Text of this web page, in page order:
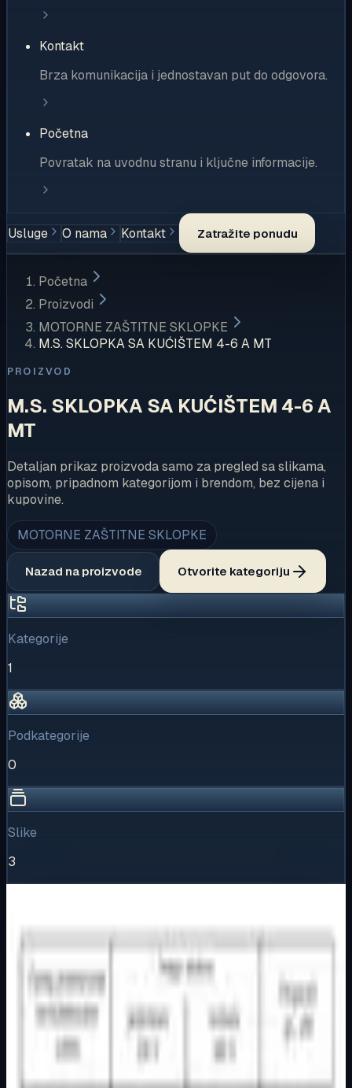
Kontakt
Brza komunikacija i jednostavan put do odgovora.
Početna
Povratak na uvodnu stranu i ključne informacije.
Usluge O nama Kontakt Zatražite ponudu
Početna
Proizvodi
MOTORNE ZAŠTITNE SKLOPKE
M.S. SKLOPKA SA KUĆIŠTEM 4-6 A MT
PROIZVOD
M.S. SKLOPKA SA KUĆIŠTEM 4-6 A
MT
Detaljan prikaz proizvoda samo za pregled sa slikama,
opisom, pripadnom kategorijom i brendom, bez cijena i
kupovine.
MOTORNE ZAŠTITNE SKLOPKE
Nazad na proizvode Otvorite kategoriju
Kategorije
1
Podkategorije
0
Slike
3
Kliknite za detaljniji pregled slike